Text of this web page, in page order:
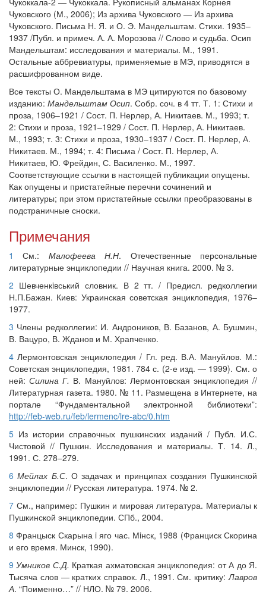
Чуковского (М., 2006); Из архива Чуковского — Из архива
Чуковского. Письма Н. Я. и О. Э. Мандельштам. Стихи. 1935–
1937 /Публ. и примеч. А. А. Морозова // Слово и судьба. Осип
Мандельштам: исследования и материалы. М., 1991.
Остальные аббревиатуры, применяемые в МЭ, приводятся в
расшифрованном виде.
Все тексты О. Мандельштама в МЭ цитируются по базовому
изданию: Мандельштам Осип. Собр. соч. в 4 тт. Т. 1: Стихи и
проза, 1906–1921 / Сост. П. Нерлер, А. Никитаев. М., 1993; т.
2: Стихи и проза, 1921–1929 / Сост. П. Нерлер, А. Никитаев.
М., 1993; т. 3: Стихи и проза, 1930–1937 / Сост. П. Нерлер, А.
Никитаев. М., 1994; т. 4: Письма / Сост. П. Нерлер, А.
Никитаев, Ю. Фрейдин, С. Василенко. М., 1997.
Соответствующие ссылки в настоящей публикации опущены.
Как опущены и пристатейные перечни сочинений и
литературы; при этом пристатейные ссылки преобразованы в
подстраничные сноски.
Примечания
1 См.: Малофеева Н.Н. Отечественные персональные
литературные энциклопедии // Научная книга. 2000. № 3.
2 Шевченкiвський словник. В 2 тт. / Предисл. редколлегии
Н.П.Бажан. Киев: Украинская советская энциклопедия, 1976–
1977.
3 Члены редколлегии: И. Андроников, В. Базанов, А. Бушмин,
В. Вацуро, В. Жданов и М. Храпченко.
4 Лермонтовская энциклопедия / Гл. ред. В.А. Мануйлов. М.:
Советская энциклопедия, 1981. 784 с. (2-е изд. — 1999). См. о
ней:Силина Г. В. Мануйлов: Лермонтовская энциклопедия //
Литературная газета. 1980. № 11. Размещена в Интернете, на
портале “Фундаментальной электронной библиотеки”:
http://feb-web.ru/feb/lermenc/lre-abc/0.htm
5 Из истории справочных пушкинских изданий / Публ. И.С.
Чистовой // Пушкин. Исследования и материалы. Т. 14. Л.,
1991. С. 278–279.
6 Мейлах Б.С. О задачах и принципах создания Пушкинской
энциклопедии // Русская литература. 1974. № 2.
7 См., например: Пушкин и мировая литература. Материалы к
Пушкинской энциклопедии. СПб., 2004.
8 Францыск Скарына i яго час. Мiнск, 1988 (Франциск Скорина
и его время. Минск, 1990).
9 Умников С.Д. Краткая ахматовская энциклопедия: от А до Я.
Тысяча слов — кратких справок. Л., 1991. См. критику:Лавров
А. “Поименно…” // НЛО. № 79. 2006.